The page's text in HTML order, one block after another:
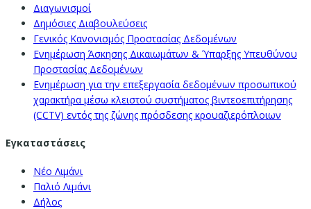
Διαγωνισμοί
Δημόσιες Διαβουλεύσεις
Γενικός Κανονισμός Προστασίας Δεδομένων
Ενημέρωση Άσκησης Δικαιωμάτων & Ύπαρξης Υπευθύνου
Προστασίας Δεδομένων
Ενημέρωση για την επεξεργασία δεδομένων προσωπικού
χαρακτήρα μέσω κλειστού συστήματος βιντεοεπιτήρησης
(CCTV) εντός της ζώνης πρόσδεσης κρουαζιερόπλοιων
Εγκαταστάσεις
Νέο Λιμάνι
Παλιό Λιμάνι
Δήλος